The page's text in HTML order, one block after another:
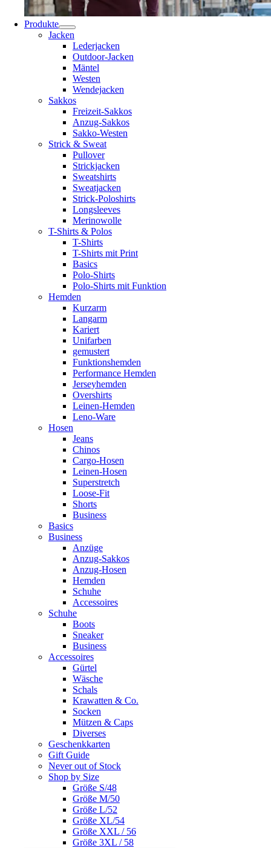
Produkte
Jacken
Lederjacken
Outdoor-Jacken
Mäntel
Westen
Wendejacken
Sakkos
Freizeit-Sakkos
Anzug-Sakkos
Sakko-Westen
Strick & Sweat
Pullover
Strickjacken
Sweatshirts
Sweatjacken
Strick-Poloshirts
Longsleeves
Merinowolle
T-Shirts & Polos
T-Shirts
T-Shirts mit Print
Basics
Polo-Shirts
Polo-Shirts mit Funktion
Hemden
Kurzarm
Langarm
Kariert
Unifarben
gemustert
Funktionshemden
Performance Hemden
Jerseyhemden
Overshirts
Leinen-Hemden
Leno-Ware
Hosen
Jeans
Chinos
Cargo-Hosen
Leinen-Hosen
Superstretch
Loose-Fit
Shorts
Business
Basics
Business
Anzüge
Anzug-Sakkos
Anzug-Hosen
Hemden
Schuhe
Accessoires
Schuhe
Boots
Sneaker
Business
Accessoires
Gürtel
Wäsche
Schals
Krawatten & Co.
Socken
Mützen & Caps
Diverses
Geschenkkarten
Gift Guide
Never out of Stock
Shop by Size
Größe S/48
Größe M/50
Größe L/52
Größe XL/54
Größe XXL / 56
Größe 3XL / 58